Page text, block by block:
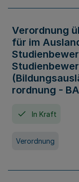
Verordnung
für im
rordnung -
In Kraft
Verordnung